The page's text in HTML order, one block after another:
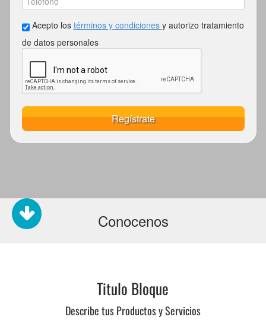
Acepto los términos y condiciones y autorizo tratamiento
de datos personales
Regístrate
Conocenos
Titulo Bloque
Describe tus Productos y Servicios